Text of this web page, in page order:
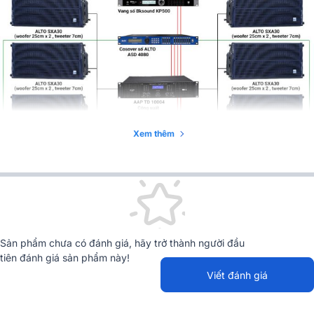
Xem thêm
Sản phẩm chưa có đánh giá, hãy trở thành người đầu
tiên đánh giá sản phẩm này!
Viết đánh giá